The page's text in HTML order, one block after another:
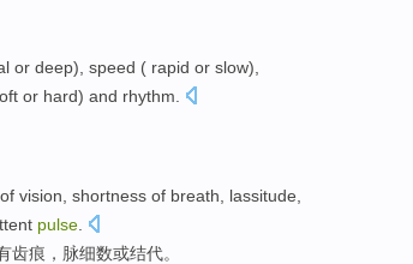
or deep), speed ( rapid or slow),
or hard) and rhythm
vision, shortness of breath, lassitude,
pulse
齿痕， 脉细数或结代。